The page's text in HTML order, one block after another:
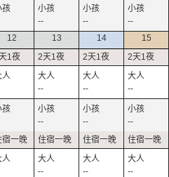
-- --
--
12 13
--
--
--
14
--
--
--
15
--
--
--